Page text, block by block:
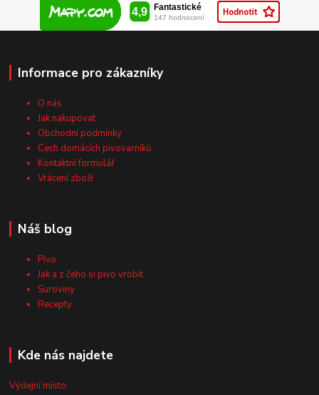
Informace pro zákazníky
O nás
Jak nakupovat
Obchodní podmínky
Cech domácích pivovarníků
Kontaktní formulář
Vrácení zboží
Náš blog
Pivo
Jak a z čeho si pivo vrobit
Suroviny
Recepty
Kde nás najdete
Výdejní místo: